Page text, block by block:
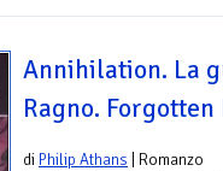
Annihilation. La
Ragno. Forgotten
di Philip Athans | Romanzo